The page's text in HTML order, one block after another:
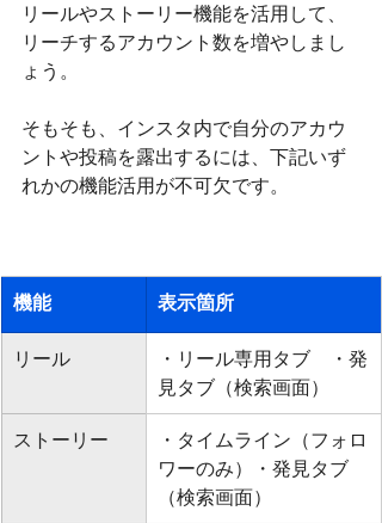
リールやストーリー機能を活用して、
リーチするアカウント数を増やしまし
ょう。
そもそも、インスタ内で自分のアカウ
ントや投稿を露出するには、下記いず
れかの機能活用が不可欠です。
機能 表示箇所
リール
・リール専用タブ　・発
見タブ（検索画面）
ストーリー
・タイムライン（フォロ
ワーのみ）・発見タブ
（検索画面）